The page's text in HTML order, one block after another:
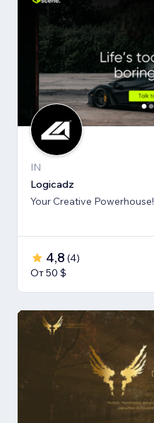
IN
Logicadz
Your Creative Powerhouse!
4,8 (4)
От 50 $